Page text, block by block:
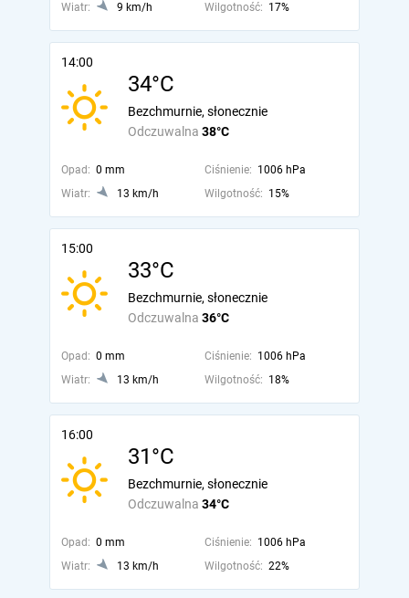
Wiatr:
9 km/h Wilgotność: 17%
14:00
34°C
Odczuwalna 38°C
Bezchmurnie, słonecznie
Opad: 0 mm Ciśnienie: 1006 hPa
Wiatr:
13 km/h Wilgotność: 15%
15:00
33°C
Odczuwalna 36°C
Bezchmurnie, słonecznie
Opad: 0 mm Ciśnienie: 1006 hPa
Wiatr:
13 km/h Wilgotność: 18%
16:00
31°C
Odczuwalna 34°C
Bezchmurnie, słonecznie
Opad: 0 mm Ciśnienie: 1006 hPa
Wiatr:
13 km/h Wilgotność: 22%